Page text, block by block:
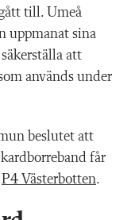
till. Umeå
uppmanat sina
att
används under
beslutet att
får
P4 Västerbotten.